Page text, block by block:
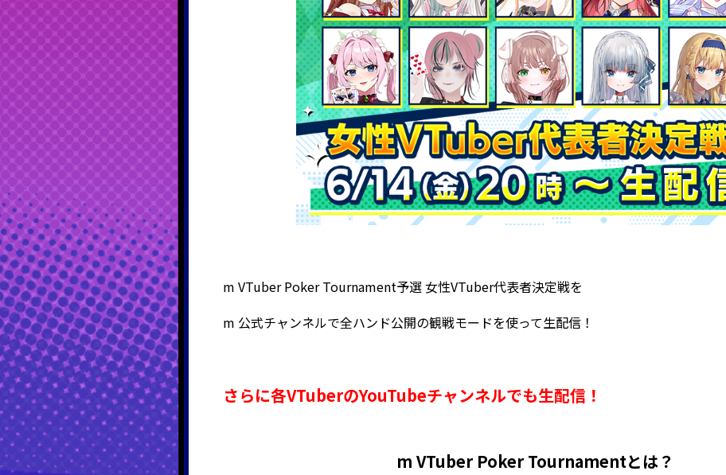
m VTuber Poker Tournament予選 女性VTuber代表者決定戦を
m 公式チャンネルで全ハンド公開の観戦モードを使って生配信！
さらに各VTuberのYouTubeチャンネルでも生配信！
m VTuber Poker Tournamentとは？